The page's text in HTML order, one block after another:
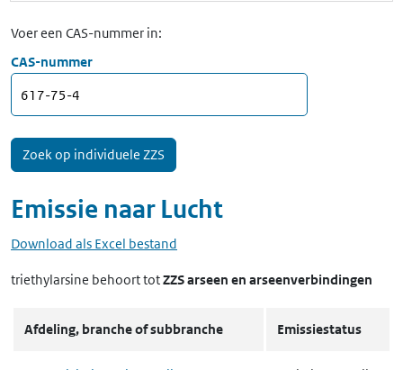
Voer een CAS-nummer in:
CAS-nummer
Emissie naar Lucht
Download als Excel bestand
triethylarsine behoort totZZS arseen en arseenverbindingen
Afdeling, branche of subbranche Emissiestatus